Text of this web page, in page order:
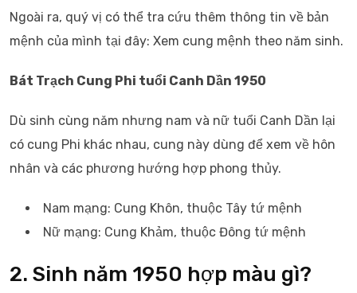
Ngoài ra, quý vị có thể tra cứu thêm thông tin về bản
mệnh của mình tại đây: Xem cung mệnh theo năm sinh.
Bát Trạch Cung Phi tuổi Canh Dần 1950
Dù sinh cùng năm nhưng nam và nữ tuổi Canh Dần lại
có cung Phi khác nhau, cung này dùng để xem về hôn
nhân và các phương hướng hợp phong thủy.
Nam mạng: Cung Khôn, thuộc Tây tứ mệnh
Nữ mạng: Cung Khảm, thuộc Đông tứ mệnh
2. Sinh năm 1950 hợp màu gì?